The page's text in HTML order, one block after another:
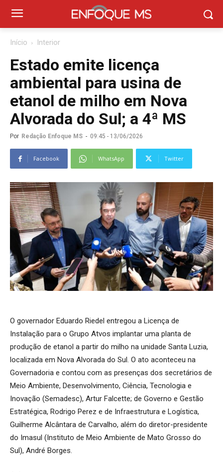
Início Interior
Estado emite licença
ambiental para usina de
etanol de milho em Nova
Alvorada do Sul; a 4ª MS
Por Redação Enfoque MS - 09:45 - 13/06/2026
Facebook WhatsApp Twitter
O governador Eduardo Riedel entregou a Licença de
Instalação para o Grupo Atvos implantar uma planta de
produção de etanol a partir do milho na unidade Santa Luzia,
localizada em Nova Alvorada do Sul. O ato aconteceu na
Governadoria e contou com as presenças dos secretários de
Meio Ambiente, Desenvolvimento, Ciência, Tecnologia e
Inovação (Semadesc), Artur Falcette; de Governo e Gestão
Estratégica, Rodrigo Perez e de Infraestrutura e Logística,
Guilherme Alcântara de Carvalho, além do diretor-presidente
do Imasul (Instituto de Meio Ambiente de Mato Grosso do
Sul), André Borges.